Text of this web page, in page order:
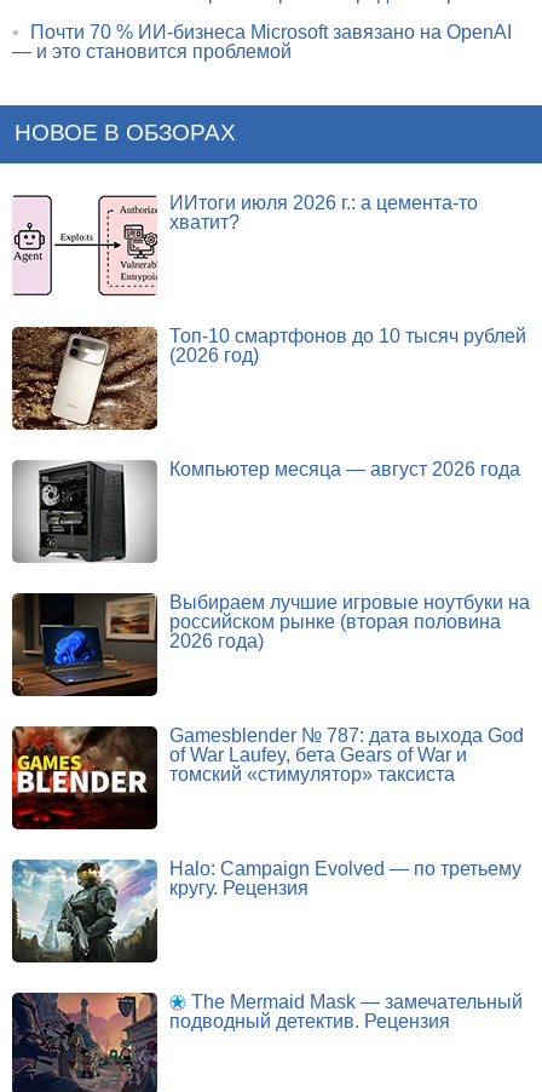
•
Почти 70 % ИИ-бизнеса Microsoft завязано на OpenAI
— и это становится проблемой
НОВОЕ В ОБЗОРАХ
ИИтоги июля 2026 г.: а цемента-то
хватит?
Топ-10 смартфонов до 10 тысяч рублей
(2026 год)
Компьютер месяца — август 2026 года
Выбираем лучшие игровые ноутбуки на
российском рынке (вторая половина
2026 года)
Gamesblender № 787: дата выхода God
of War Laufey, бета Gears of War и
томский «стимулятор» таксиста
Halo: Campaign Evolved — по третьему
кругу. Рецензия
The Mermaid Mask — замечательный
подводный детектив. Рецензия